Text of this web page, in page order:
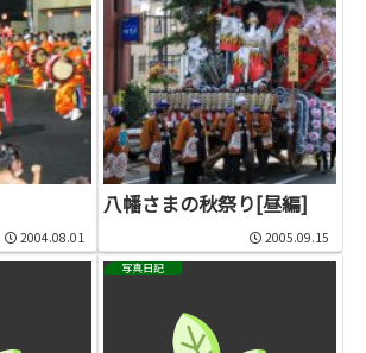
2004.08.01
八幡さまの秋祭り[昼編]
2005.09.15
写真日記